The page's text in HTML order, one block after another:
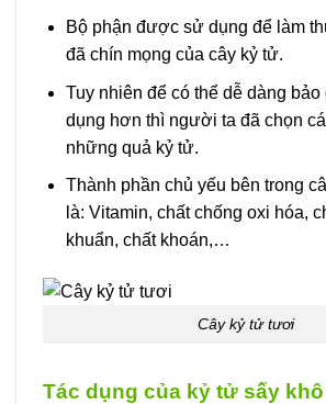
Bộ phận được sử dụng để làm
đã chín mọng của cây kỷ tử.
Tuy nhiên để có thể dễ dàng
dụng hơn thì người ta đã chọn
những quả kỷ tử.
Thành phần chủ yếu bên trong
là: Vitamin, chất chống oxi hóa,
khuẩn, chất khoán,…
Cây kỷ tử tươi
Tác dụng của kỷ tử sấy